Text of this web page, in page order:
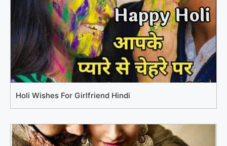
Holi Wishes For Girlfriend Hindi